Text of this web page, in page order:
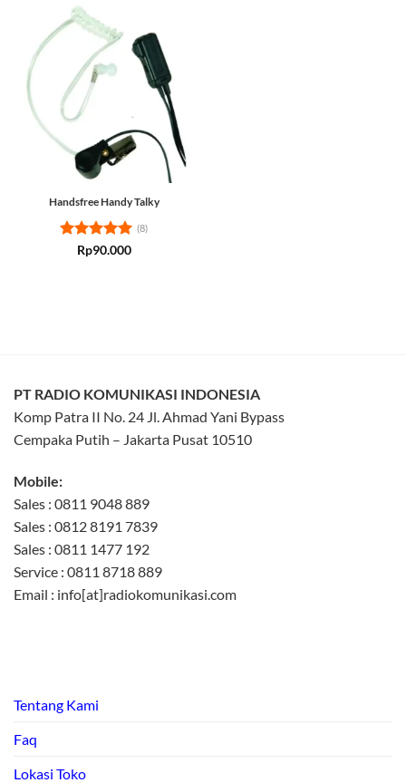
Handsfree Handy Talky
Rated5
(8)
Rp90.000
PT RADIO KOMUNIKASI INDONESIA
Komp Patra II No. 24 Jl. Ahmad Yani Bypass
Cempaka Putih – Jakarta Pusat 10510
Mobile:
Sales : 0811 9048 889
Sales : 0812 8191 7839
Sales : 0811 1477 192
Service : 0811 8718 889
Email : info[at]radiokomunikasi.com
Tentang Kami
Faq
Lokasi Toko